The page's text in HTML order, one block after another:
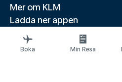
Mer om KLM
Ladda ner appen
Relaterade webbplatser
Reseguider
Boka Min Resa